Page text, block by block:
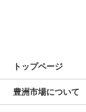
トップページ
豊洲市場について